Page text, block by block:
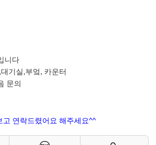
니다
기실,부엌, 카운터
문의
고 연락드렸어요 해주세요^^